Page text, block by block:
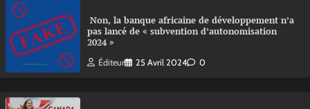
Non, la banque africaine de développement n’a
pas lancé de « subvention d’autonomisation
2024 »
Éditeur 25 Avril 2024 0